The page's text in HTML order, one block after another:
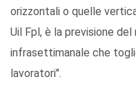
orizzontali o quelle
Uil Fpl, è la previsione
infrasettimanale che
lavoratori".